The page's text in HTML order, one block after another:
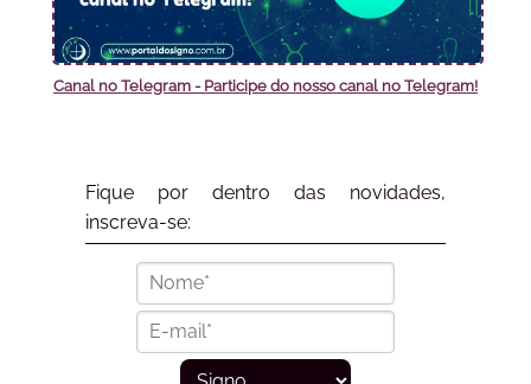
Canal no Telegram - Participe do nosso canal no Telegram!
Fique por dentro das novidades,
inscreva-se: